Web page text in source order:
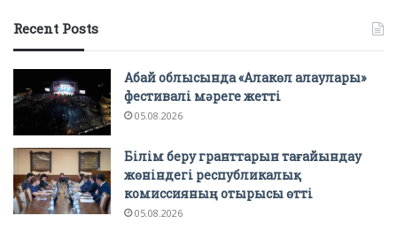
Recent Posts
Абай облысында «Алакөл алаулары»
фестивалі мәреге жетті
05.08.2026
Білім беру гранттарын тағайындау
жөніндегі республикалық
комиссияның отырысы өтті
05.08.2026